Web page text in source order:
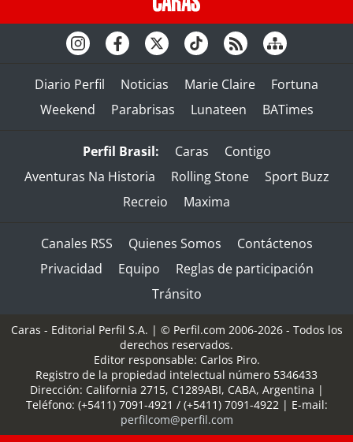
Diario Perfil Noticias Marie Claire
Fortuna
Weekend
Parabrisas Lunateen BATimes
Perfil Brasil: Caras
Contigo
Aventuras Na Historia
Rolling Stone
Sport Buzz
Recreio
Maxima
Canales RSS Quienes Somos
Contáctenos
Privacidad
Equipo
Reglas de participación
Tránsito
Caras - Editorial Perfil S.A. | © Perfil.com 2006-2026 - Todos los
derechos reservados.
Editor responsable: Carlos Piro.
Registro de la propiedad intelectual número 5346433
Dirección: California 2715, C1289ABI, CABA, Argentina |
Teléfono: (+5411) 7091-4921 / (+5411) 7091-4922| E-mail:
perfilcom@perfil.com